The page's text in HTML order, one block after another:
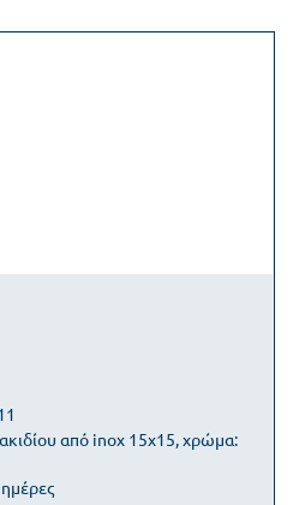
από inox 15x15, χρώμα: